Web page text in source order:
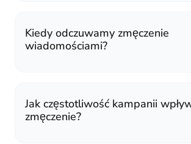
Kiedy odczuwamy zmęczenie
wiadomościami?
Jak częstotliwość kampanii
zmęczenie?